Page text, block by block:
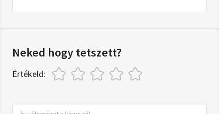
Neked hogy tetszett?
Értékeld: